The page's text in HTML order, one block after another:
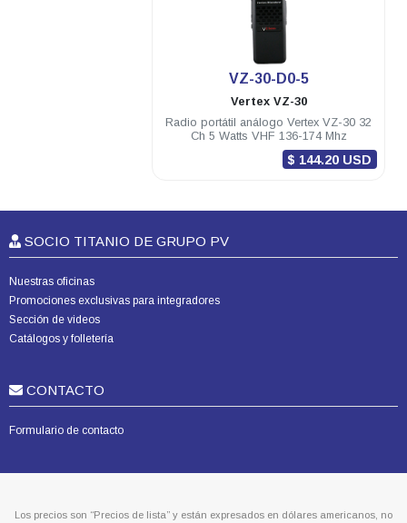
VZ-30-D0-5
Vertex VZ-30
Radio portátil análogo Vertex VZ-30 32
Ch 5 Watts VHF 136-174 Mhz
$ 144.20 USD
SOCIO TITANIO DE GRUPO PV
Nuestras oficinas
Promociones exclusivas para integradores
Sección de videos
Catálogos y folletería
CONTACTO
Formulario de contacto
Los precios son “Precios de lista” y están expresados en dólares americanos, no